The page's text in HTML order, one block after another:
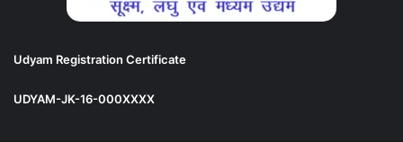
Udyam Registration Certificate
UDYAM-JK-16-000XXXX